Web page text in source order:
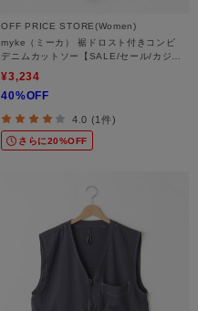
OFF PRICE STORE(Women)
myke（ミーカ） 裾ドロスト付きコンビ
デニムカットソー【SALE/セール/カジュ
アル/デイリー/トレンド/ゆったり/体型カ
バー】
¥3,234
40%OFF
4.0 (1件)
さらに20%OFF